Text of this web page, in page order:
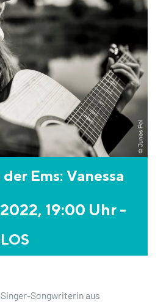
Ems: Vanessa
19:00 Uhr-
Songwriterin aus